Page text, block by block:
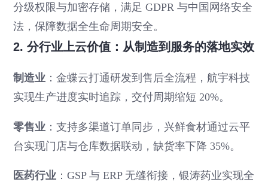
分级权限与加密存储，满足 GDPR 与中国网络安全
法，保障数据全生命周期安全。
2. 分行业上云价值：从制造到服务的落地实效
制造业 ：金蝶云打通研发到售后全流程，航宇科技
实现生产进度实时追踪，交付周期缩短 20%。
零售业 ：支持多渠道订单同步，兴鲜食材通过云平
台实现门店与仓库数据联动，缺货率下降 35%。
医药行业 ：GSP 与 ERP 无缝衔接，银涛药业实现全